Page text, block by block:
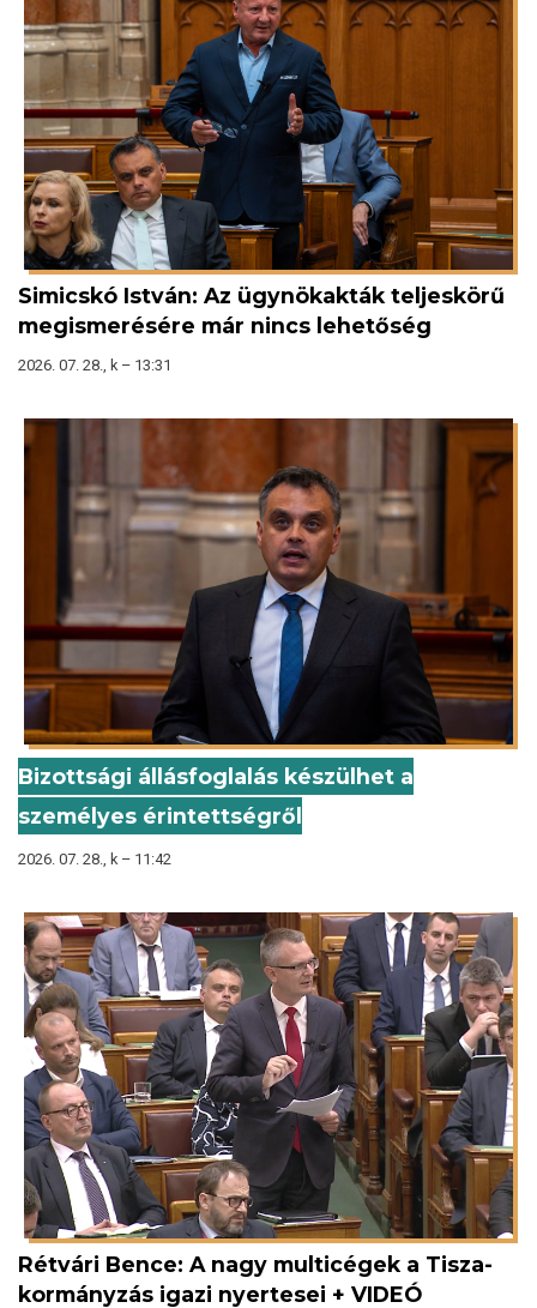
Simicskó István: Az ügynökakták teljeskörű
megismerésére már nincs lehetőség
2026. 07. 28., k – 13:31
Bizottsági állásfoglalás készülhet a
személyes érintettségről
2026. 07. 28., k – 11:42
Rétvári Bence: A nagy multicégek a Tisza-
kormányzás igazi nyertesei + VIDEÓ